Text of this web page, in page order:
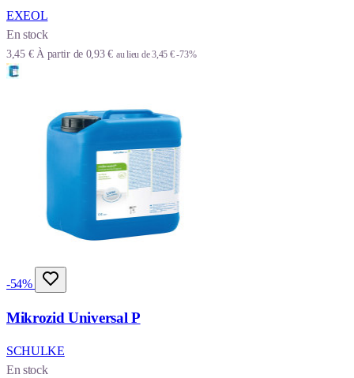
EXEOL
En stock
3,45 € À partir de 0,93 € au lieu de3,45 €-73%
-54%
Mikrozid Universal P
SCHULKE
En stock